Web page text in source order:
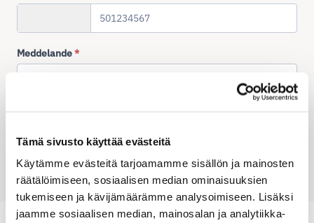
Tämä sivusto käyttää evästeitä
Käytämme evästeitä tarjoamamme sisällön ja mainosten
räätälöimiseen, sosiaalisen median ominaisuuksien
tukemiseen ja kävijämäärämme analysoimiseen. Lisäksi
jaamme sosiaalisen median, mainosalan ja analytiikka-
Meddelande*